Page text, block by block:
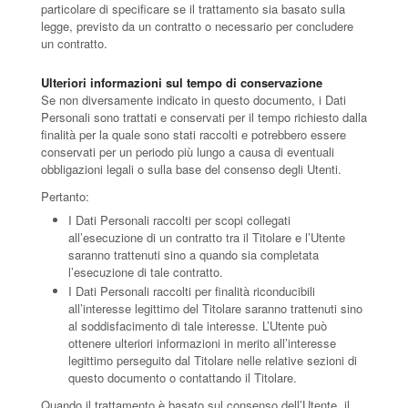
particolare di specificare se il trattamento sia basato sulla
legge, previsto da un contratto o necessario per concludere
un contratto.
Ulteriori informazioni sul tempo di conservazione
Se non diversamente indicato in questo documento, i Dati
Personali sono trattati e conservati per il tempo richiesto dalla
finalità per la quale sono stati raccolti e potrebbero essere
conservati per un periodo più lungo a causa di eventuali
obbligazioni legali o sulla base del consenso degli Utenti.
Pertanto:
I Dati Personali raccolti per scopi collegati
all’esecuzione di un contratto tra il Titolare e l’Utente
saranno trattenuti sino a quando sia completata
l’esecuzione di tale contratto.
I Dati Personali raccolti per finalità riconducibili
all’interesse legittimo del Titolare saranno trattenuti sino
al soddisfacimento di tale interesse. L’Utente può
ottenere ulteriori informazioni in merito all’interesse
legittimo perseguito dal Titolare nelle relative sezioni di
questo documento o contattando il Titolare.